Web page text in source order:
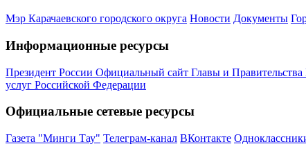
Мэр Карачаевского городского округа Новости Документы
Информационные ресурсы
Президент России Официальный сайт Главы и
услуг Российской Федерации
Официальные сетевые ресурсы
Газета "Минги Тау" Телеграм-канал ВКонтакте